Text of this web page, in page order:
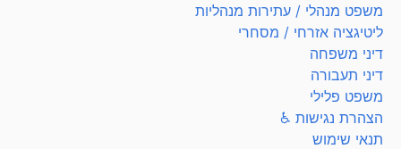
משפט מנהלי / עתירות מנהליות
ליטיגציה אזרחי / מסחרי
דיני משפחה
דיני תעבורה
משפט פלילי
הצהרת נגישות ♿
תנאי שימוש